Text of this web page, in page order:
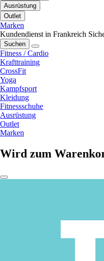
Ausrüstung
Outlet
Marken
Kundendienst in Frankreich
Suchen
Fitness / Cardio
Krafttraining
CrossFit
Yoga
Kampfsport
Kleidung
Fitnessschuhe
Ausrüstung
Outlet
Marken
Wird zum